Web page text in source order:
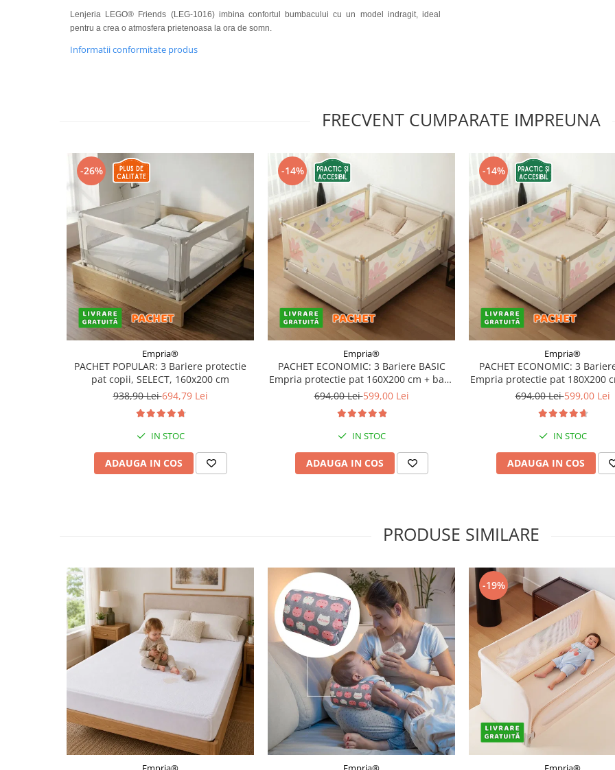
Lenjeria LEGO® Friends (LEG-1016) imbina confortul bumbacului cu un model indragit, ideal
pentru a crea o atmosfera prietenoasa la ora de somn.
Informatii conformitate produs
FRECVENT CUMPARATE IMPREUNA
-26%
Empria®
PACHET POPULAR: 3 Bariere protectie
pat copii, SELECT, 160x200 cm
938,90 Lei694,79 Lei
IN STOC
ADAUGA IN COS
-14%
Empria®
PACHET ECONOMIC: 3 Bariere BASIC
Empria protectie pat 160X200 cm + bara
stabilizatoare
694,00 Lei599,00 Lei
IN STOC
ADAUGA IN COS
-14%
Empria®
PACHET ECONOMIC: 3
Empria protectie pat 180X200
stabilizatoare
694,00 Lei599,00 Lei
IN STOC
ADAUGA IN COS
PRODUSE SIMILARE
-19%